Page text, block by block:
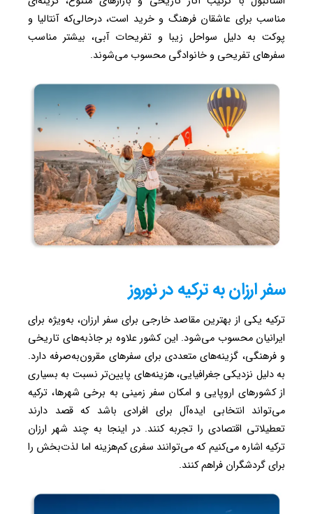
مناسب برای عاشقان فرهنگ و خرید است، درحالی‌که آنتالیا و
پوکت به دلیل سواحل زیبا و تفریحات آبی، بیشتر مناسب
سفرهای تفریحی و خانوادگی محسوب می‌شوند.
سفر ارزان به ترکیه در نوروز
ترکیه یکی از بهترین مقاصد خارجی برای سفر ارزان، به‌ویژه برای
ایرانیان محسوب می‌شود. این کشور علاوه بر جاذبه‌های تاریخی
و فرهنگی، گزینه‌های متعددی برای سفرهای مقرون‌به‌صرفه دارد.
به دلیل نزدیکی جغرافیایی، هزینه‌های پایین‌تر نسبت به بسیاری
از کشورهای اروپایی و امکان سفر زمینی به برخی شهرها، ترکیه
می‌تواند انتخابی ایده‌آل برای افرادی باشد که قصد دارند
تعطیلاتی اقتصادی را تجربه کنند. در اینجا به چند شهر ارزان
ترکیه اشاره می‌کنیم که می‌توانند سفری کم‌هزینه اما لذت‌بخش را
برای گردشگران فراهم کنند.